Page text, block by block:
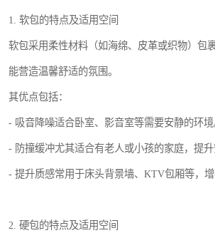
1. 软包的特点及适用空间
软包采用柔性材料（如海绵、皮革或织物）包
能营造温馨舒适的氛围。
其优点包括：
- 吸音降噪适合卧室、影音室等需要安静的环境
- 防撞缓冲尤其适合有老人或小孩的家庭，提升
- 提升质感常用于床头背景墙、KTV包厢等，增
2. 硬包的特点及适用空间